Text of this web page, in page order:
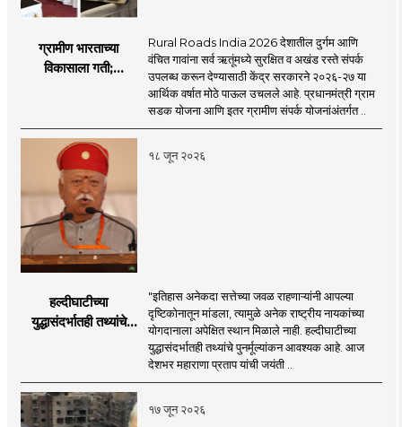
ग्रामीण भारताच्या
विकासाला गती;
लक्ष्य!
Rural Roads India 2026 देशातील दुर्गम आणि
वंचित गावांना सर्व ऋतूंमध्ये सुरक्षित व अखंड रस्ते संपर्क
उपलब्ध करून देण्यासाठी केंद्र सरकारने २०२६-२७ या
आर्थिक वर्षात मोठे पाऊल उचलले आहे. प्रधानमंत्री ग्राम
सडक योजना आणि इतर ग्रामीण संपर्क योजनांअंतर्गत ..
१८ जून २०२६
हल्दीघाटीच्या
युद्धासंदर्भातही तथ्यांचे
मोहनजी भागवत
"इतिहास अनेकदा सत्तेच्या जवळ राहणाऱ्यांनी आपल्या
दृष्टिकोनातून मांडला, त्यामुळे अनेक राष्ट्रीय नायकांच्या
योगदानाला अपेक्षित स्थान मिळाले नाही. हल्दीघाटीच्या
युद्धासंदर्भातही तथ्यांचे पुनर्मूल्यांकन आवश्यक आहे. आज
देशभर महाराणा प्रताप यांची जयंती ..
१७ जून २०२६